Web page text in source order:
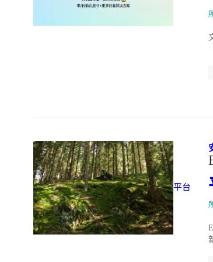
平台